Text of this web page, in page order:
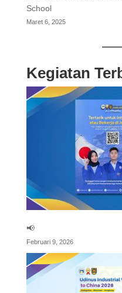
School
Maret 6, 2025
Kegiatan
📢
Februari 9, 2026